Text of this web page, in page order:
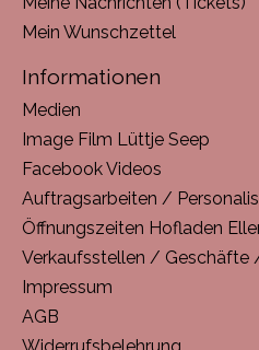
Mein Wunschzettel
Informationen
Medien
Image Film Lüttje Seep
Facebook Videos
Auftragsarbeiten /
Öffnungszeiten Hofladen
Verkaufsstellen / Geschäfte
Impressum
AGB